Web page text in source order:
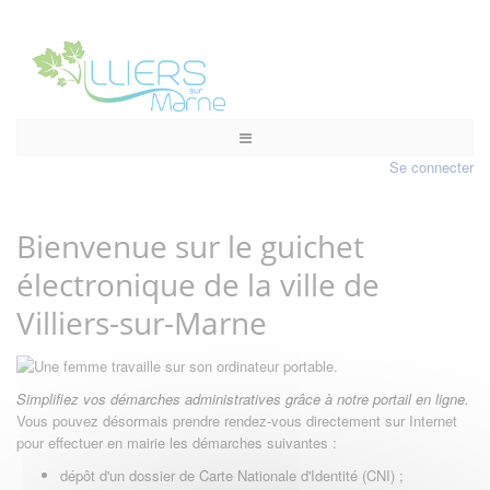
Se connecter
Bienvenue sur le guichet
électronique de la ville de
Villiers-sur-Marne
Simplifiez vos démarches administratives grâce à notre portail en ligne.
Vous pouvez désormais prendre rendez-vous directement sur Internet
pour effectuer en mairie les démarches suivantes :
dépôt d'un dossier de Carte Nationale d'Identité (CNI) ;